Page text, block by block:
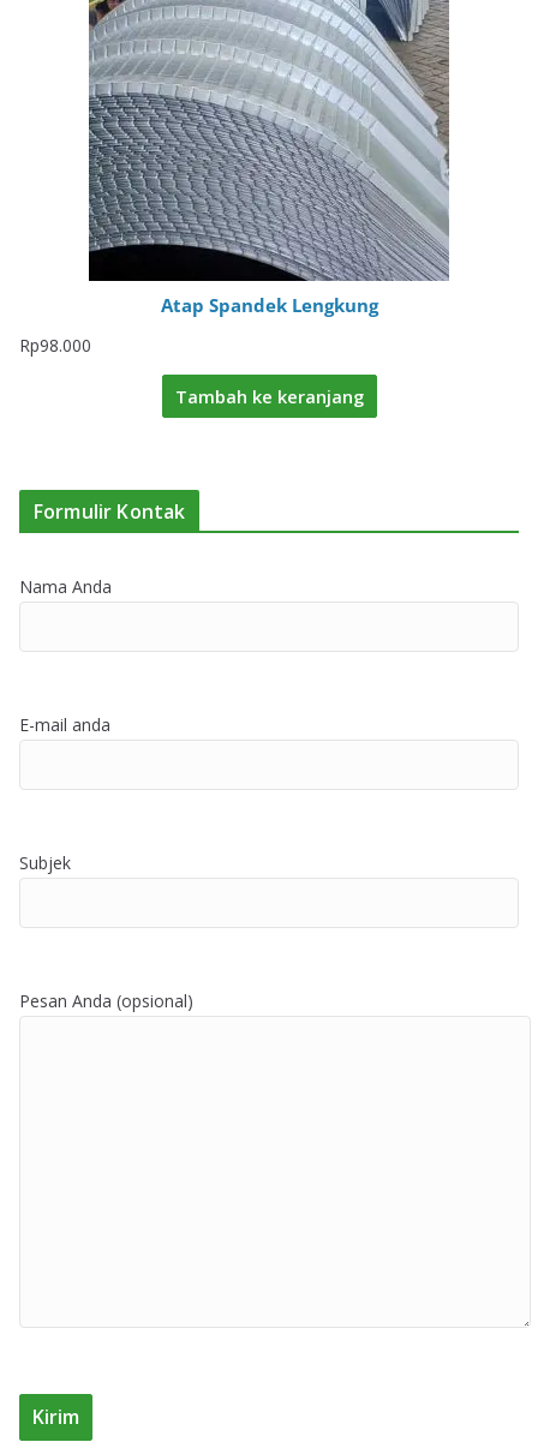
Atap Spandek Lengkung
Rp98.000
Tambah ke keranjang
Formulir Kontak
Nama Anda
E-mail anda
Subjek
Pesan Anda (opsional)